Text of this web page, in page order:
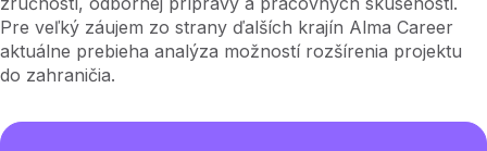
Pre veľký záujem zo strany ďalších krajín Alma Career
aktuálne prebieha analýza možností rozšírenia projektu
do zahraničia.